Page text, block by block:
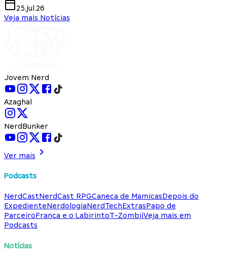
25.jul.26
Veja mais Notícias
Jovem Nerd
Azaghal
NerdBunker
Ver mais
Podcasts
NerdCastNerdCast RPGCaneca de MamicasDepois do
ExpedienteNerdologiaNerdTechExtrasPapo de
ParceiroFrança e o LabirintoT-ZombiiVeja mais em
Podcasts
Notícias